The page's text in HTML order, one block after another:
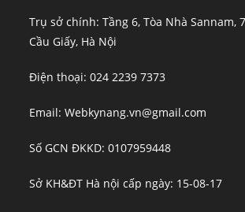
Trụ sở chính: Tầng 6, Tòa Nhà Sannam,
Cầu Giấy, Hà Nội
Điện thoại: 024 2239 7373
Email: Webkynang.vn@gmail.com
Số GCN ĐKKD: 0107959448
Sở KH&ĐT Hà nội cấp ngày: 15-08-17